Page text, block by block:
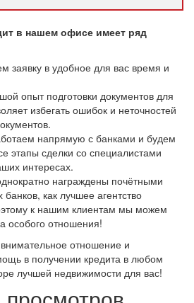
в нашем офисе имеет ряд
заявку в удобное для вас время и
опыт подготовки документов для
избегать ошибок и неточностей
напрямую с банками и будем
этапы сделки со специалистами
интересах.
награждены почётными
как лучшее агентство
к нашим клиентам мы можем
особого отношения!
отношение и
в получении кредита в любом
лучшей недвижимости для вас!